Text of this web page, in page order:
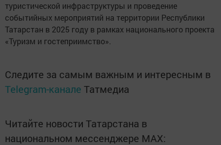
туристической инфраструктуры и проведение
событийных мероприятий на территории Республики
Татарстан в 2025 году в рамках национального проекта
«Туризм и гостеприимство».
Следите за самым важным и интересным в
Telegram-канале Татмедиа
Читайте новости Татарстана в
национальном мессенджере MАХ: